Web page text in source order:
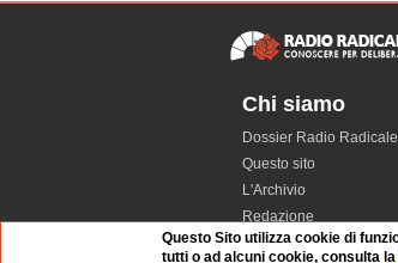
Chi siamo
Dossier Radio Radicale
Questo sito
L'Archivio
Redazione
La musica da Requiem
Questo Sito utilizza cookie di
tutti o ad alcuni cookie, consulta